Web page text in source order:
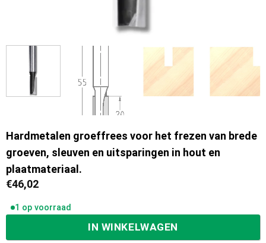
Hardmetalen groeffrees voor het frezen van brede
groeven, sleuven en uitsparingen in hout en
plaatmateriaal.
€46,02
1 op voorraad
IN WINKELWAGEN